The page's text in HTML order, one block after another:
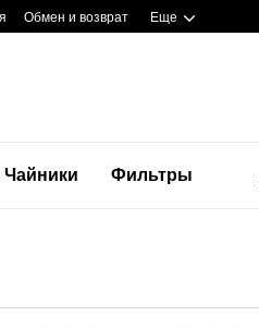
Обмен и возврат Еще
Чайники Фильтры